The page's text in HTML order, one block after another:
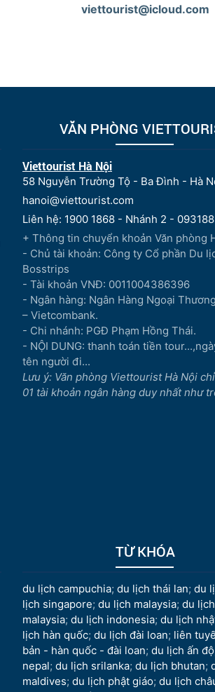
viettourist@icloud.com
VĂN PHÒNG
Viettourist Hà Nội
58 Nguyễn Trường Tộ - Ba Đình - Hà
hanoi@viettourist.com
Liên hệ: 1900 1868 - Nhánh 2 -
+ Thông tin chuyển khoản Văn phòng
- Chủ tài khoản: Công ty Cổ phần Du
Bosstrips
- Tài khoản VNĐ: 0011004386396
- Ngân hàng: Ngân Hàng Ngoại
– Vietcombank.
- Chi nhánh: PGĐ Phạm Hồng Thái.
- NỘI DUNG: thanh toán tiền
tên người đi...
Lưu ý: Văn phòng Viettourist Hà Nội
01 tài khoản ngân hàng duy nhất như
TỪ KHÓA
du lịch campuchia; du lịch thái lan; du
lịch singapore; du lịch malaysia; du
malaysia; du lịch indonesia; du lịch
lịch hàn quốc; du lịch đài loan; liên
bản - hàn quốc - đài loan; du lịch ấn độ
nepal; du lịch srilanka; du lịch bhutan;
maldives; du lịch phật giáo; du lịch